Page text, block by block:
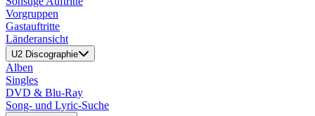
Vorgruppen
Gastauftritte
Länderansicht
U2 Discographie
Alben
Singles
DVD & Blu-Ray
Song- und Lyric-Suche